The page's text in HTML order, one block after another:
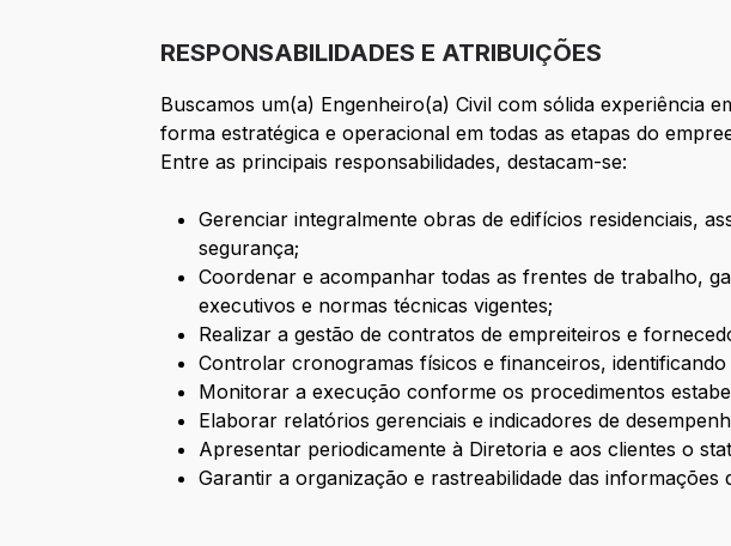
RESPONSABILIDADES E ATRIBUIÇÕES
Buscamos um(a) Engenheiro(a) Civil com sólida experiência
forma estratégica e operacional em todas as etapas do
Entre as principais responsabilidades, destacam-se:
Gerenciar integralmente obras de edifícios residenciais,
segurança;
Coordenar e acompanhar todas as frentes de trabalho,
executivos e normas técnicas vigentes;
Realizar a gestão de contratos de empreiteiros e
Controlar cronogramas físicos e financeiros,
Monitorar a execução conforme os procedimentos
Elaborar relatórios gerenciais e indicadores de
Apresentar periodicamente à Diretoria e aos clientes o
Garantir a organização e rastreabilidade das